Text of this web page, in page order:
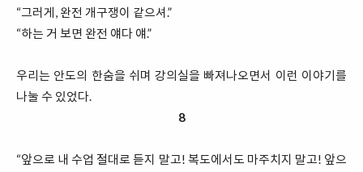
“그러게, 완전 개구쟁이 같으셔.”
“하는 거 보면 완전 얘다 얘.”
우리는 안도의 한숨을 쉬며 강의실을 빠져나오면서 이런 이야기를
나눌 수 있었다.
8
“앞으로 내 수업 절대로 듣지 말고! 복도에서도 마주치지 말고! 앞으